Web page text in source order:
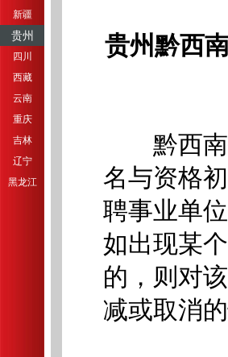
新疆
贵州
四川
西藏
云南
重庆
吉林
辽宁
黑龙江
贵州黔西
黔西南
名与资格
聘事业单
如出现某
的，则对
减或取消